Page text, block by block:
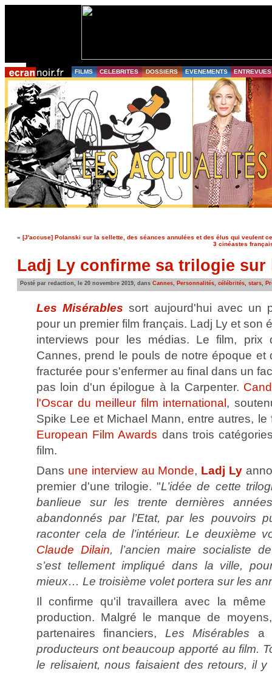
FILMS CELEBRITES DOSSIERS EVENEMENTS ENTREVUES
« [J'accuse] Polanski sur la sellette, des séances annulées et des élus qui veulent
3 cinéastes
Ladj Ly confirme sa trilogie sur
Posté par redaction, le 20 novembre 2019, dans Cannes, Personnalités, célébrités, stars,
Les Misérables sort aujourd'hui avec un
pour un premier film français. Ladj Ly et son
interviews pour les médias. Le film,
Cannes, prend le pouls de notre époque et
fracturée pour s'enfermer au final dans un
pas loin d'un épilogue à la Carpenter.
l'Oscar du meilleur film international,
Spike Lee et Michael Mann, entre autres,
European Film Awards dans trois
film.
Dans une interview au Monde, Ladj Ly
premier d'une trilogie. "L’idée de cette
banlieue sur les trente dernières
abandonnés par l’Etat, par les pouvoirs
raconter cela de l’intérieur. Le deuxième
Claude Dilain, l’ancien maire socialiste
s’est tellement impliqué dans la ville,
mieux… Le troisième volet portera sur les
Il confirme qu'il travaillera avec la
production. Malgré le manque de
partenaires financiers, Les Misérables a
producteurs ont beaucoup apporté au film.
le relisaient, nous faisaient des retours, il